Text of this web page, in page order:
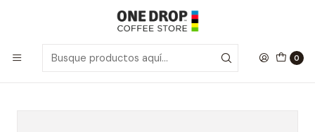
0
Inicio Hidratación
Hidratación